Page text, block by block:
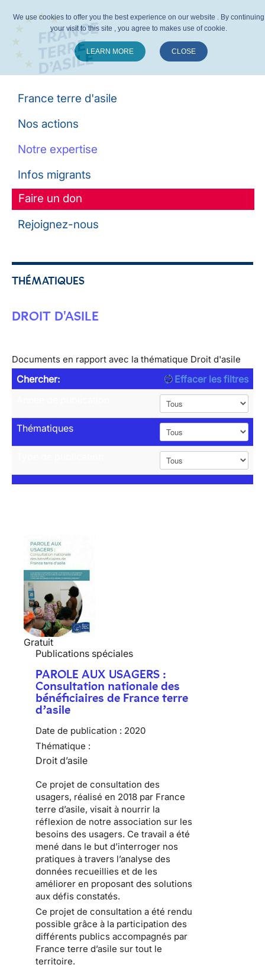
France terre d'asile
Nos actions
Notre expertise
Infos migrants
Faire un don
Rejoignez-nous
THÉMATIQUES
DROIT D'ASILE
Documents en rapport avec la thématique Droit d'asile
Chercher:
Effacer les filtres
Thématiques
Gratuit
Publications spéciales
PAROLE AUX USAGERS :
Consultation nationale des
bénéficiaires de France terre
d’asile
Date de publication : 2020
Thématique :
Droit d’asile
Ce projet de consultation des
usagers, réalisé en 2018 par France
terre d’asile, visait à nourrir la
réflexion de notre association sur les
besoins des usagers. Ce travail a été
mené dans le but d’interroger nos
pratiques à travers l’analyse des
données recueillies et de les
améliorer en proposant des solutions
aux défis constatés.
Ce projet de consultation a été rendu
possible grâce à la participation des
différents publics accompagnés par
France terre d’asile sur tout le
territoire.
We use cookies to offer you the best experience on our website . By continuing
your visit to this site , you agree to makes use of cookie.
LEARN MORE CLOSE